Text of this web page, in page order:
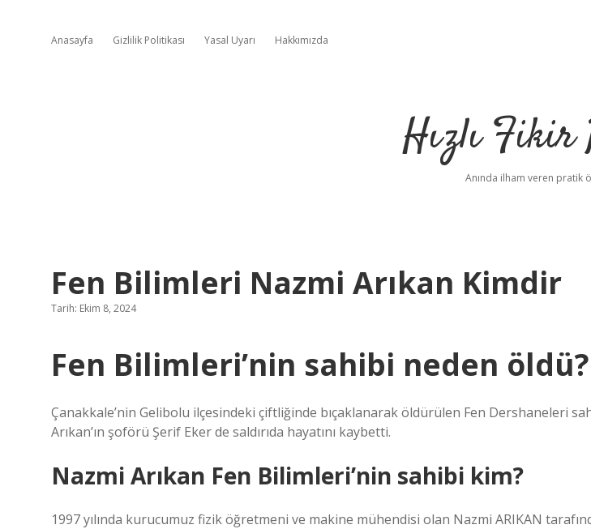
Anasayfa Gizlilik Politikası Yasal Uyarı Hakkımızda
Hızlı Fikir
Anında ilham veren pratik
Fen Bilimleri Nazmi Arıkan Kimdir
Tarih: Ekim 8, 2024
Fen Bilimleri’nin sahibi neden öldü?
Çanakkale’nin Gelibolu ilçesindeki çiftliğinde bıçaklanarak öldürülen Fen Dershaneleri
Arıkan’ın şoförü Şerif Eker de saldırıda hayatını kaybetti.
Nazmi Arıkan Fen Bilimleri’nin sahibi kim?
1997 yılında kurucumuz fizik öğretmeni ve makine mühendisi olan Nazmi ARIKAN